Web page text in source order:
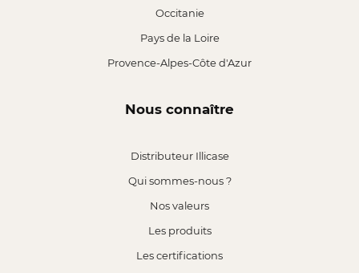
Occitanie
Pays de la Loire
Provence-Alpes-Côte d'Azur
Nous connaître
Distributeur Illicase
Qui sommes-nous ?
Nos valeurs
Les produits
Les certifications